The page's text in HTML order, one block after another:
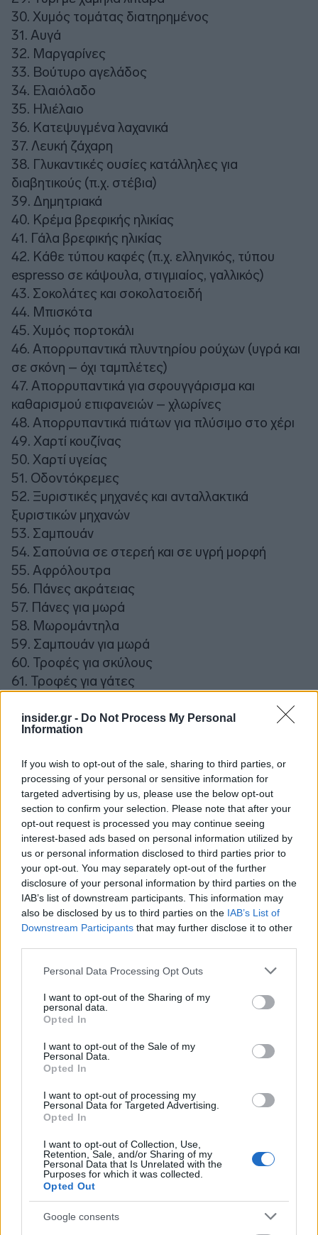
insider.gr - Do Not Process My Personal
Information
If you wish to opt-out of the sale, sharing to third parties, or
processing of your personal or sensitive information for
targeted advertising by us, please use the below opt-out
section to confirm your selection. Please note that after your
opt-out request is processed you may continue seeing
interest-based ads based on personal information utilized by
us or personal information disclosed to third parties prior to
your opt-out. You may separately opt-out of the further
disclosure of your personal information by third parties on the
IAB’s list of downstream participants. This information may
also be disclosed by us to third parties on the IAB’s List of
Downstream Participants that may further disclose it to other
Please note that this website/app uses one or more Google
not limited to your visit or usage behaviour. You may click to
grant or deny consent to Google and its third-party tags to
use your data for below specified purposes in below Google
consent section.
Personal Data Processing Opt Outs
I want to opt-out of the Sharing of my
personal data.
Opted In
I want to opt-out of the Sale of my
Personal Data.
Opted In
I want to opt-out of processing my
Personal Data for Targeted Advertising.
Opted In
I want to opt-out of Collection, Use,
Retention, Sale, and/or Sharing of my
Personal Data that Is Unrelated with the
Purposes for which it was collected.
Opted Out
Google consents
30. Χυμός τομάτας διατηρημένος
31. Αυγά
32. Μαργαρίνες
33. Βούτυρο αγελάδος
34. Ελαιόλαδο
35. Ηλιέλαιο
36. Κατεψυγμένα λαχανικά
37. Λευκή ζάχαρη
38. Γλυκαντικές ουσίες κατάλληλες για
διαβητικούς (π.χ. στέβια)
39. Δημητριακά
40. Κρέμα βρεφικής ηλικίας
41. Γάλα βρεφικής ηλικίας
42. Κάθε τύπου καφές (π.χ. ελληνικός, τύπου
espresso σε κάψουλα, στιγμιαίος, γαλλικός)
43. Σοκολάτες και σοκολατοειδή
44. Μπισκότα
45. Χυμός πορτοκάλι
46. Απορρυπαντικά πλυντηρίου ρούχων (υγρά και
σε σκόνη – όχι ταμπλέτες)
47. Απορρυπαντικά για σφουγγάρισμα και
καθαρισμού επιφανειών – χλωρίνες
48. Απορρυπαντικά πιάτων για πλύσιμο στο χέρι
49. Χαρτί κουζίνας
50. Χαρτί υγείας
51. Οδοντόκρεμες
52. Ξυριστικές μηχανές και ανταλλακτικά
ξυριστικών μηχανών
53. Σαμπουάν
54. Σαπούνια σε στερεή και σε υγρή μορφή
55. Αφρόλουτρα
56. Πάνες ακράτειας
57. Πάνες για μωρά
58. Μωρομάντηλα
59. Σαμπουάν για μωρά
60. Τροφές για σκύλους
61. Τροφές για γάτες
Τα πρόστιμα παραβίασης του μέτρου
φτάνουν
τα 5 εκατομμύρια ευρώ
Το μέτρο αφορά στη βιομηχανία τροφίμων, το